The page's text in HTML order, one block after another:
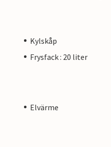
Kylskåp
Frysfack : 20 liter
Elvärme